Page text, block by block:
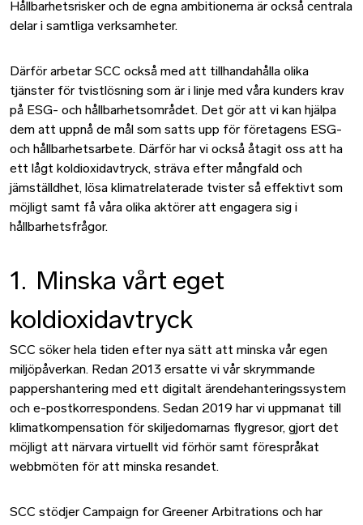
Hållbarhetsrisker och de egna ambitionerna är också centrala
delar i samtliga verksamheter.
Därför arbetar SCC också med att tillhandahålla olika
tjänster för tvistlösning som är i linje med våra kunders krav
på ESG- och hållbarhetsområdet. Det gör att vi kan hjälpa
dem att uppnå de mål som satts upp för företagens ESG-
och hållbarhetsarbete. Därför har vi också åtagit oss att ha
ett lågt koldioxidavtryck, sträva efter mångfald och
jämställdhet, lösa klimatrelaterade tvister så effektivt som
möjligt samt få våra olika aktörer att engagera sig i
hållbarhetsfrågor.
1. Minska vårt eget
koldioxidavtryck
SCC söker hela tiden efter nya sätt att minska vår egen
miljöpåverkan. Redan 2013 ersatte vi vår skrymmande
pappershantering med ett digitalt ärendehanteringssystem
och e-postkorrespondens. Sedan 2019 har vi uppmanat till
klimatkompensation för skiljedomarnas flygresor, gjort det
möjligt att närvara virtuellt vid förhör samt förespråkat
webbmöten för att minska resandet.
SCC stödjer Campaign for Greener Arbitrations och har